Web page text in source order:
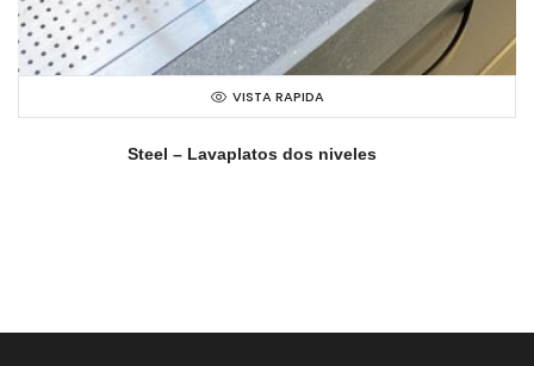
VISTA RAPIDA
Steel – Lavaplatos dos niveles